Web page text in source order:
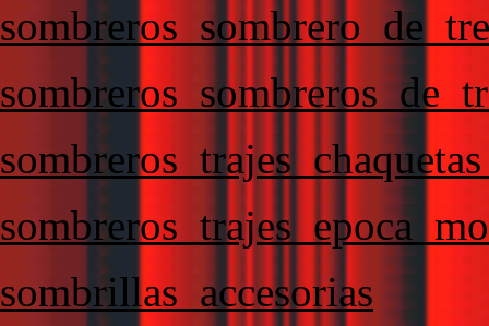
sombrillas_accesorias